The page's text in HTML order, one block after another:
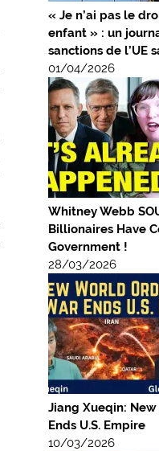
« Je n’ai pas le
enfant » : un
sanctions de l’UE
01/04/2026
Whitney Webb
Billionaires Have
Government !
28/03/2026
Jiang Xueqin:
Ends U.S. Empire
10/03/2026